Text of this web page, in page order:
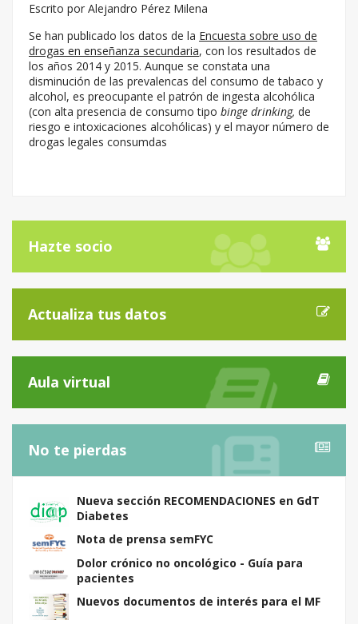
Escrito por Alejandro Pérez Milena
Se han publicado los datos de la Encuesta sobre uso de
drogas en enseñanza secundaria, con los resultados de
los años 2014 y 2015. Aunque se constata una
disminución de las prevalencas del consumo de tabaco y
alcohol, es preocupante el patrón de ingesta alcohólica
(con alta presencia de consumo tipo binge drinking, de
riesgo e intoxicaciones alcohólicas) y el mayor número de
drogas legales consumdas
Hazte socio
Actualiza tus datos
Aula virtual
No te pierdas
Nueva sección RECOMENDACIONES en GdT
Diabetes
Nota de prensa semFYC
Dolor crónico no oncológico - Guía para
pacientes
Nuevos documentos de interés para el MF